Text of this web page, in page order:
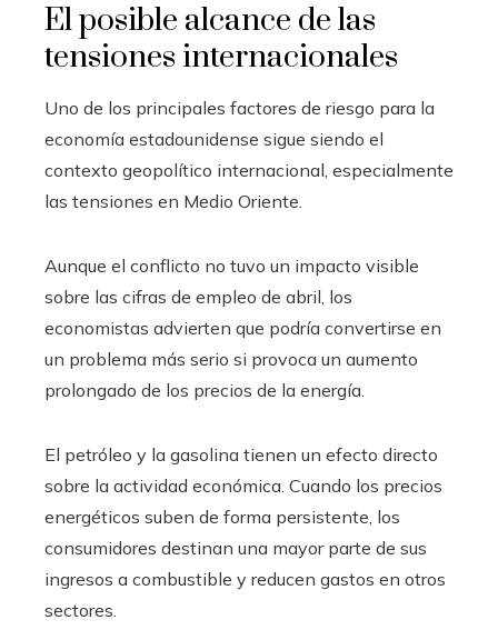
El posible alcance de las
tensiones internacionales
Uno de los principales factores de riesgo para la
economía estadounidense sigue siendo el
contexto geopolítico internacional, especialmente
las tensiones en Medio Oriente.
Aunque el conflicto no tuvo un impacto visible
sobre las cifras de empleo de abril, los
economistas advierten que podría convertirse en
un problema más serio si provoca un aumento
prolongado de los precios de la energía.
El petróleo y la gasolina tienen un efecto directo
sobre la actividad económica. Cuando los precios
energéticos suben de forma persistente, los
consumidores destinan una mayor parte de sus
ingresos a combustible y reducen gastos en otros
sectores.